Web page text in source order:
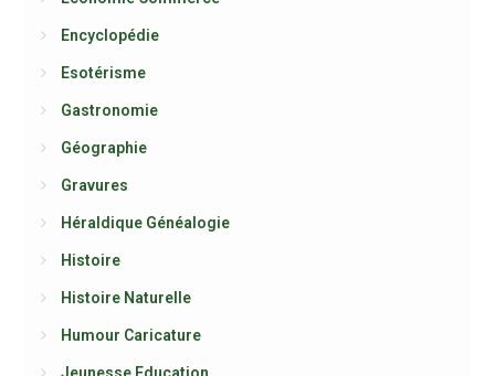
Encyclopédie
Esotérisme
Gastronomie
Géographie
Gravures
Héraldique Généalogie
Histoire
Histoire Naturelle
Humour Caricature